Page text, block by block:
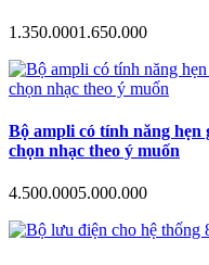
1.350.0001.650.000
Bộ ampli có tính năng
chọn nhạc theo ý muốn
4.500.0005.000.000